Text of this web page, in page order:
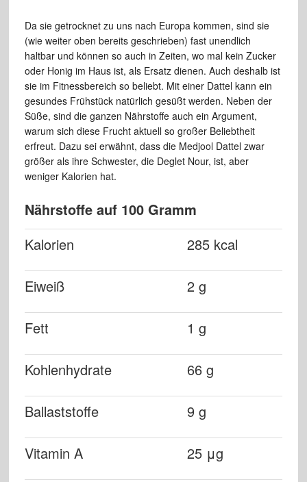
Da sie getrocknet zu uns nach Europa kommen, sind sie
(wie weiter oben bereits geschrieben) fast unendlich
haltbar und können so auch in Zeiten, wo mal kein Zucker
oder Honig im Haus ist, als Ersatz dienen. Auch deshalb ist
sie im Fitnessbereich so beliebt. Mit einer Dattel kann ein
gesundes Frühstück natürlich gesüßt werden. Neben der
Süße, sind die ganzen Nährstoffe auch ein Argument,
warum sich diese Frucht aktuell so großer Beliebtheit
erfreut. Dazu sei erwähnt, dass die Medjool Dattel zwar
größer als ihre Schwester, die Deglet Nour, ist, aber
weniger Kalorien hat.
Nährstoffe auf 100 Gramm
Kalorien
285 kcal
Eiweiß 2 g
Fett 1 g
Kohlenhydrate 66 g
Ballaststoffe 9 g
Vitamin A 25 μg